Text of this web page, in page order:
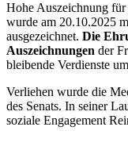
Hohe Auszeichnung für
wurde am 20.10.2025
ausgezeichnet. Die
Auszeichnungen der
bleibende Verdienste
Verliehen wurde die
des Senats. In seiner
soziale Engagement